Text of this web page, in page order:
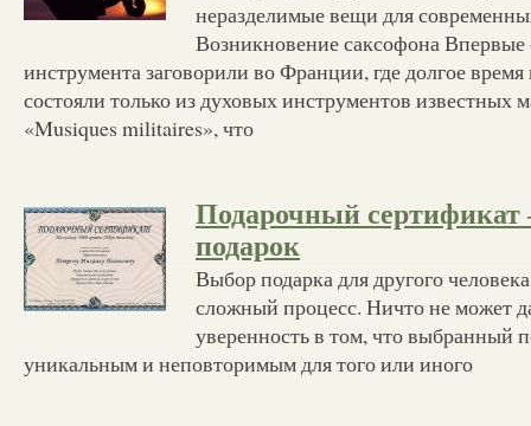
неразделимые вещи для
Возникновение саксофона Впервые
инструмента заговорили во Франции, где долгое
состояли только из духовых инструментов известных
«Musiques militaires», что
Подарочный
подарок
Выбор подарка для другого
сложный процесс. Ничто не может
уверенность в том, что выбранный
уникальным и неповторимым для того или иного